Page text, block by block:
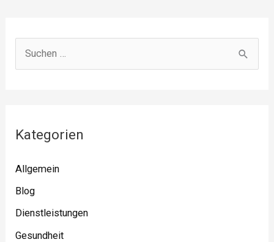
e
n
a
c
h
Kategorien
Allgemein
Blog
Dienstleistungen
Gesundheit